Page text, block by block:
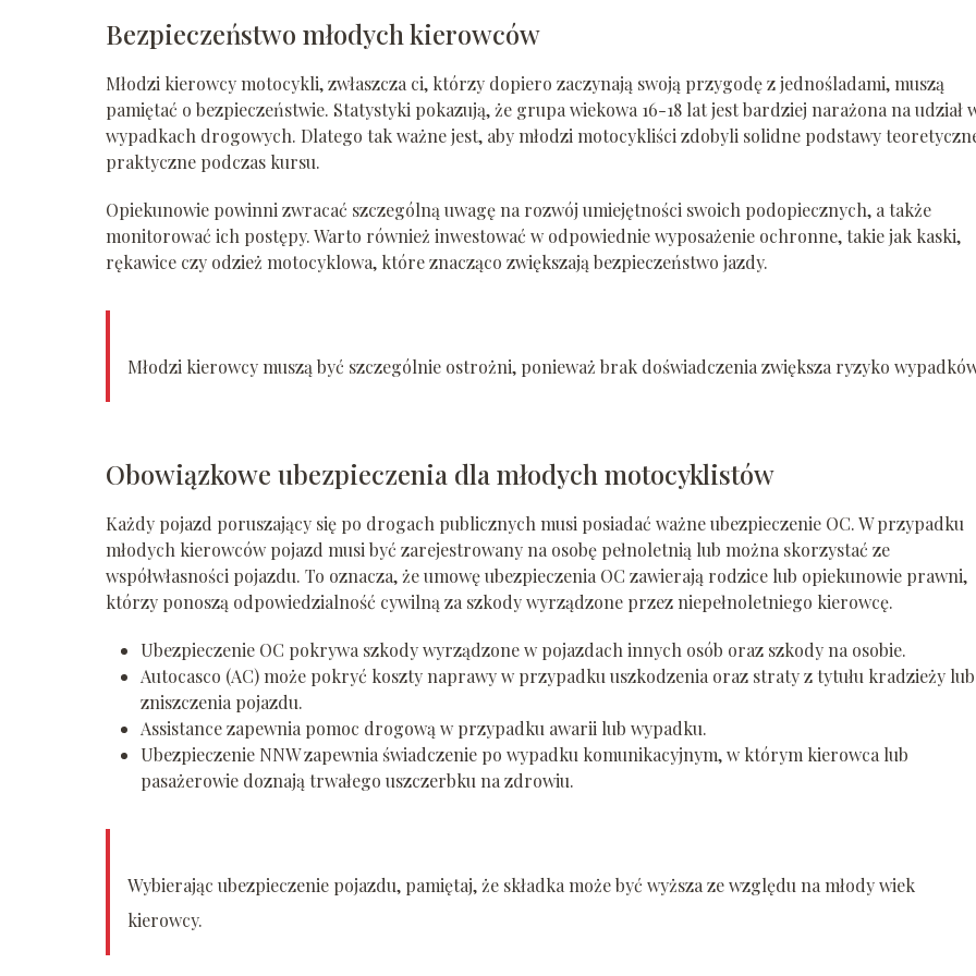
Bezpieczeństwo młodych kierowców
Młodzi kierowcy motocykli, zwłaszcza ci, którzy dopiero zaczynają swoją przygodę z jednośladami, muszą
pamiętać o bezpieczeństwie. Statystyki pokazują, że grupa wiekowa 16-18 lat jest bardziej narażona na udział
wypadkach drogowych. Dlatego tak ważne jest, aby młodzi motocykliści zdobyli solidne podstawy
praktyczne podczas kursu.
Opiekunowie powinni zwracać szczególną uwagę na rozwój umiejętności swoich podopiecznych, a także
monitorować ich postępy. Warto również inwestować w odpowiednie wyposażenie ochronne, takie jak kaski,
rękawice czy odzież motocyklowa, które znacząco zwiększają bezpieczeństwo jazdy.
Młodzi kierowcy muszą być szczególnie ostrożni, ponieważ brak doświadczenia zwiększa ryzyko
Obowiązkowe ubezpieczenia dla młodych motocyklistów
Każdy pojazd poruszający się po drogach publicznych musi posiadać ważne ubezpieczenie OC. W przypadku
młodych kierowców pojazd musi być zarejestrowany na osobę pełnoletnią lub można skorzystać ze
współwłasności pojazdu. To oznacza, że umowę ubezpieczenia OC zawierają rodzice lub opiekunowie prawni,
którzy ponoszą odpowiedzialność cywilną za szkody wyrządzone przez niepełnoletniego kierowcę.
Ubezpieczenie OC pokrywa szkody wyrządzone w pojazdach innych osób oraz szkody na osobie.
Autocasco (AC) może pokryć koszty naprawy w przypadku uszkodzenia oraz straty z tytułu kradzieży lub
zniszczenia pojazdu.
Assistance zapewnia pomoc drogową w przypadku awarii lub wypadku.
Ubezpieczenie NNW zapewnia świadczenie po wypadku komunikacyjnym, w którym kierowca lub
pasażerowie doznają trwałego uszczerbku na zdrowiu.
Wybierając ubezpieczenie pojazdu, pamiętaj, że składka może być wyższa ze względu na młody wiek
kierowcy.